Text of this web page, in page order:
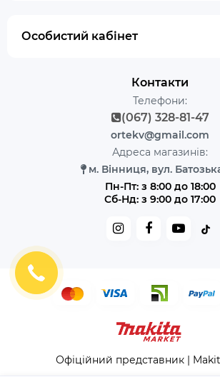
Особистий кабінет
Контакти
Телефони:
(067) 328-81-47
ortekv@gmail.com
Адреса магазинів:
м. Вінниця, вул.
Пн-Пт: з 8:00 до 18:00
Сб-Нд: з 9:00 до 17:00
Офіційний представник |